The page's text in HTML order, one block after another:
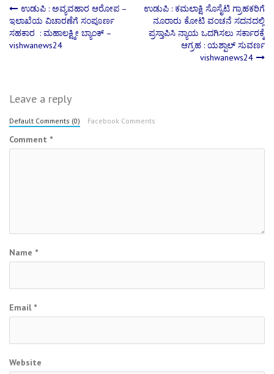
Post
navigation
ಉಡುಪಿ : ಅವ್ಯವಹಾರ ಆರೋಪ –
ಇಲಾಖೆಯ ವಿಚಾರಣೆಗೆ ಸಂಪೂರ್ಣ
ಸಹಕಾರ : ಮಹಾಲಕ್ಷ್ಮೀ ಬ್ಯಾಂಕ್ –
vishwanews24
ಉಡುಪಿ : ಕಮಲಾಕ್ಷಿ ಸೊಸೈಟಿ ಗ್ರಾಹಕರಿಗೆ
ನೂರಾರು ಕೋಟಿ ವಂಚನೆ ಸದನದಲ್ಲಿ
ಪ್ರಸ್ತಾಪಿಸಿ ನ್ಯಾಯ ಒದಗಿಸಲು ಸರ್ಕಾರಕ್ಕೆ
ಆಗ್ರಹ : ಯಶ್ಪಾಲ್ ಸುವರ್ಣ
vishwanews24
Leave a reply
Default Comments (0) Facebook Comments
Comment *
Name *
Email *
Website